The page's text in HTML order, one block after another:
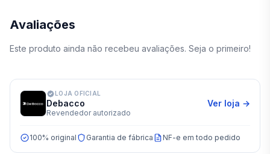
Avaliações
Este produto ainda não recebeu avaliações. Seja o primeiro!
LOJA OFICIAL
Debacco
Revendedor autorizado
Ver loja →
100% original Garantia de fábrica NF-e em todo pedido